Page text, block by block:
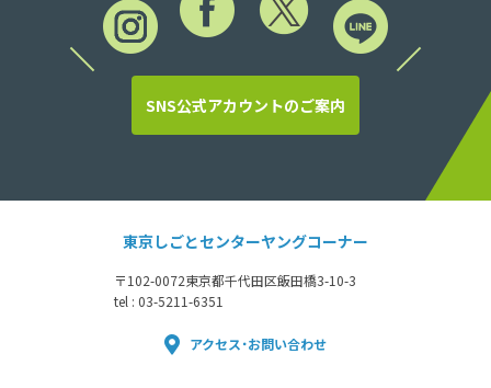
SNS公式アカウントのご案内
東京しごとセンターヤングコーナー
〒102-0072東京都千代田区飯田橋3-10-3
tel : 03-5211-6351
アクセス・お問い合わせ